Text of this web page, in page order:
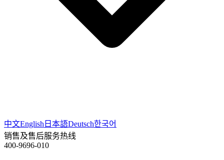
中文English 日本語Deutsch한국어
销售及售后服务热线
400-9696-010